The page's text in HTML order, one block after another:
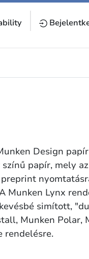
Design
papír, mely
Munken Lynx
simított,
Munken Polar,
rendelésre.